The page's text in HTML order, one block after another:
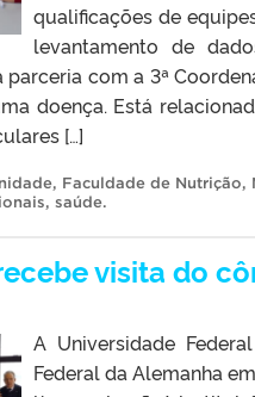
qualificações de
levantamento de
parceria com a 3ª
doença. Está
[…]
, Faculdade de Nutrição,
, saúde.
visita do
A Universidade
Federal da Alemanha